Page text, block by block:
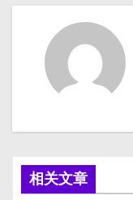
航
相关文章